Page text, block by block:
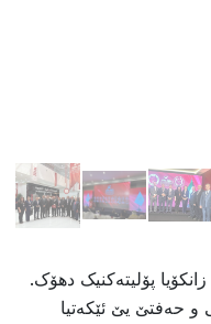
پۆلیتەکنیک دهۆک.
حەفتێ یێ ئێکەتیا